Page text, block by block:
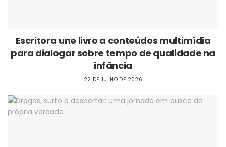
Escritora une livro a conteúdos multimídia
para dialogar sobre tempo de qualidade na
infância
22 DE JULHO DE 2026